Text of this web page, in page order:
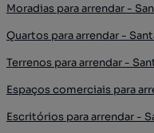
Moradias para arrendar -
Quartos para arrendar -
Terrenos para arrendar -
Espaços comerciais para
Escritórios para arrendar -